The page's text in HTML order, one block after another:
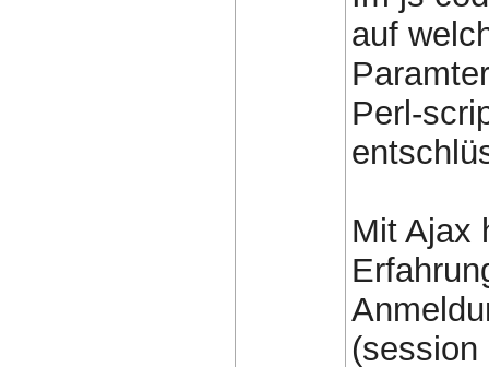
auf
Perl-
Mit Ajax
(session